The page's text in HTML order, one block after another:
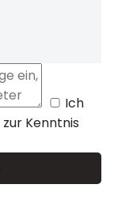
Ich
zur Kenntnis